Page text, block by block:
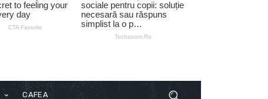
CAFEA